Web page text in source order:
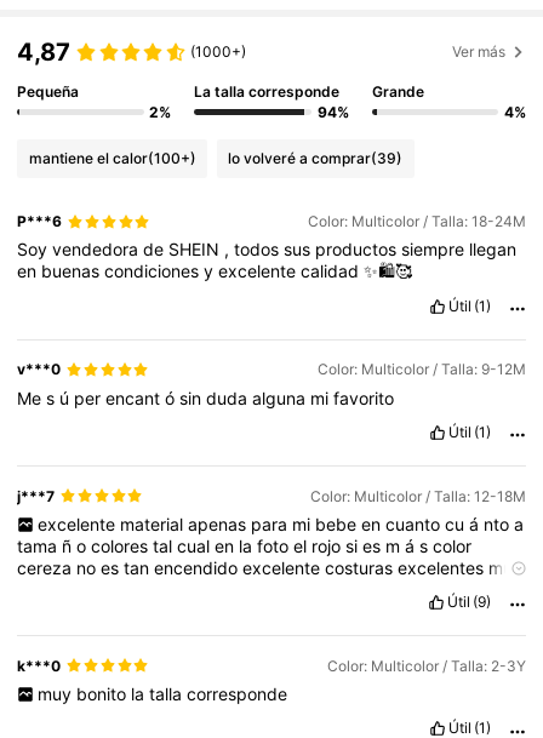
4,87 (1000+) Ver más
Pequeña
2%
La talla corresponde
94%
Grande
4%
mantiene el calor(100+) lo volveré a comprar(39)
P***6 Color: Multicolor / Talla: 18-24M
Soyvendedorade SHEIN ,todossus productossiempre llegan
en buenascondicionesyexcelentecalidad✨🛍️🥰
Útil (1)
v***0 Color: Multicolor / Talla: 9-12M
Mes ú perencantósindudaalguna mifavorito
Útil (1)
j***7 Color: Multicolor / Talla: 12-18M
excelente material apenas para mi bebe en cuanto cu á nto a
tama ñocolorestalcualen lafotoel rojosies máscolor
cereza noestanencendidoexcelentecosturasexcelentes muy
mi
Útil (9)
k***0 Color: Multicolor / Talla: 2-3Y
muy bonito la talla corresponde
Útil (1)